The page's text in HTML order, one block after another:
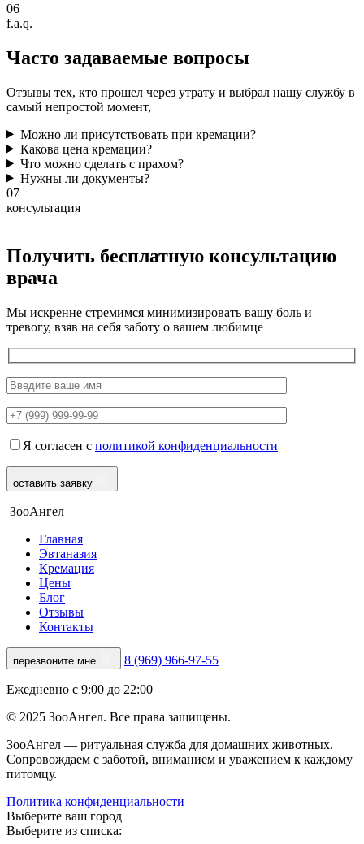
06
f.a.q.
Часто задаваемые вопросы
Отзывы тех, кто прошел через утрату и выбрал нашу службу в
самый непростой момент,
Можно ли присутствовать при кремации?
Какова цена кремации?
Что можно сделать с прахом?
Нужны ли документы?
07
консультация
Получить бесплатную консультацию
врача
Мы искренне стремимся минимизировать вашу боль и
тревогу, взяв на себя заботу о вашем любимце
Я согласен с политикой конфиденциальности
оставить заявку
ЗооАнгел
Главная
Эвтаназия
Кремация
Цены
Блог
Отзывы
Контакты
перезвоните мне 8 (969) 966-97-55
Ежедневно с 9:00 до 22:00
© 2025 ЗооАнгел. Все права защищены.
ЗооАнгел — ритуальная служба для домашних животных.
Сопровождаем с заботой, вниманием и уважением к каждому
питомцу.
Политика конфиденциальности
Выберите ваш город
Выберите из списка: